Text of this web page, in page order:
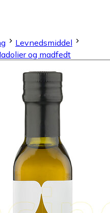
Levnedsmiddel
og madfedt